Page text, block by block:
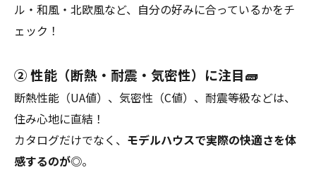
ル・和風・北欧風など、自分の好みに合っているかをチ
ェック！
② 性能（断熱・耐震・気密性）に注目🧱
断熱性能（UA値）、気密性（C値）、耐震等級などは、
住み心地に直結！
カタログだけでなく、 モデルハウスで実際の快適さを体
感するのが◎。